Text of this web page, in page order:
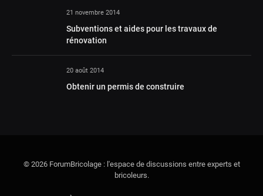
21 novembre 2014
Subventions et aides pour les travaux de
rénovation
20 août 2014
Obtenir un permis de construire
© 2026 ForumBricolage : l'espace de discussions entre experts et
bricoleurs.